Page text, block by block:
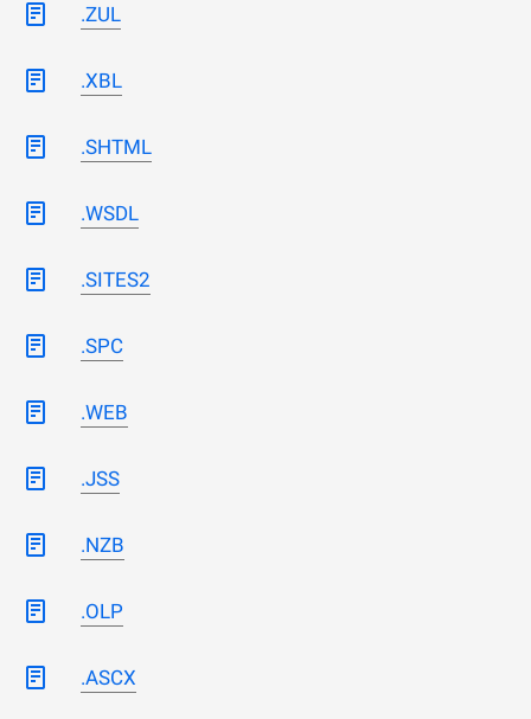
.ZUL
.XBL
.SHTML
.WSDL
.SITES2
.SPC
.WEB
.JSS
.NZB
.OLP
.ASCX